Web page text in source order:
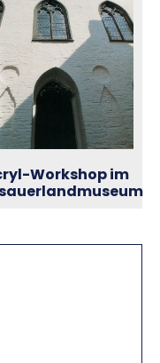
Workshop im